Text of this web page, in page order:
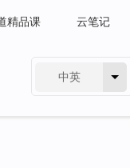
精品课 云笔记
中英